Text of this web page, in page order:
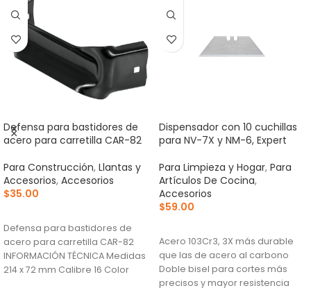
Defensa para bastidores de
acero para carretilla CAR-82
Para Construcción, Llantas y
Accesorios, Accesorios
$35.00
Defensa para bastidores de
acero para carretilla CAR-82
INFORMACIÓN TÉCNICA Medidas
214 x 72 mm Calibre 16 Color
Dispensador con 10 cuchillas
para NV-7X y NM-6, Expert
Para Limpieza y Hogar, Para
Artículos De Cocina,
Accesorios
$59.00
Acero 103Cr3, 3X más durable
que las de acero al carbono
Doble bisel para cortes más
precisos y mayor resistencia